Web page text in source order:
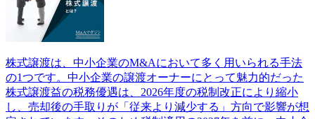
株式譲渡は、中小企業のM&Aにおいて多く用いられる手法
の1つです。中小企業の譲渡オーナーにとって魅力的だった
株式譲渡益の税務優遇は、2026年度の税制改正により縮小
し、売却後の手取りが「従来より減少する」方向で影響が想